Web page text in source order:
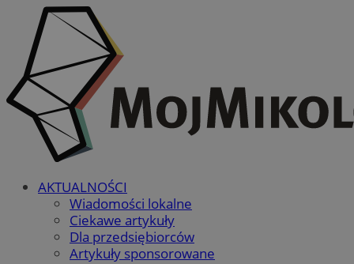
AKTUALNOŚCI
Wiadomości lokalne
Ciekawe artykuły
Dla przedsiębiorców
Artykuły sponsorowane